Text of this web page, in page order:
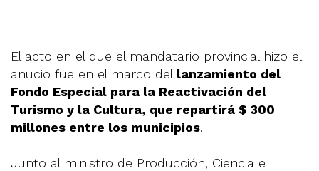
El acto en el que el mandatario provincial hizo el
anucio fue en el marco del lanzamiento del
Fondo Especial para la Reactivación del
Turismo y la Cultura, que repartirá $ 300
millones entre los municipios.
Junto al ministro de Producción, Ciencia e